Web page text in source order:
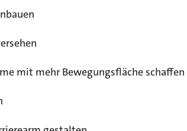
mit mehr Bewegungsfläche schaffen